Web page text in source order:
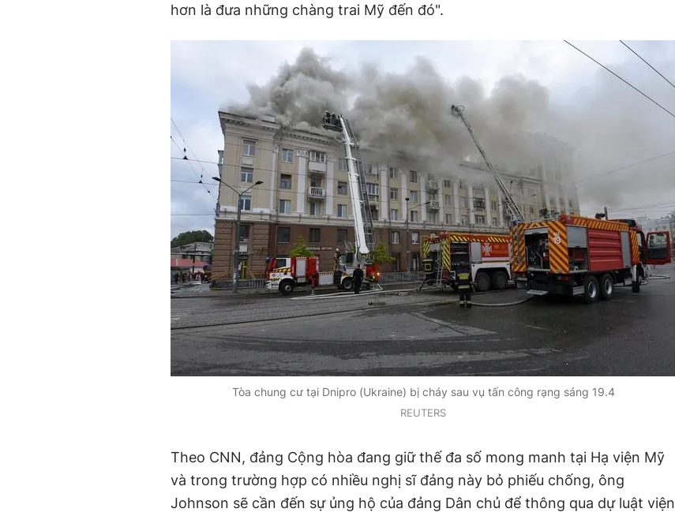
hơn là đưa những chàng trai Mỹ đến đó".
Tòa chung cư tại Dnipro (Ukraine) bị cháy sau vụ tấn công rạng sáng 19.4
REUTERS
Theo CNN, đảng Cộng hòa đang giữ thế đa số mong manh tại Hạ viện Mỹ
và trong trường hợp có nhiều nghị sĩ đảng này bỏ phiếu chống, ông
Johnson sẽ cần đến sự ủng hộ của đảng Dân chủ để thông qua dự luật viện